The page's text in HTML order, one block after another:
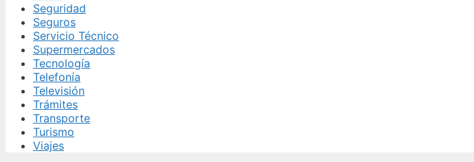
Seguridad
Seguros
Servicio Técnico
Supermercados
Tecnología
Telefonía
Televisión
Trámites
Transporte
Turismo
Viajes